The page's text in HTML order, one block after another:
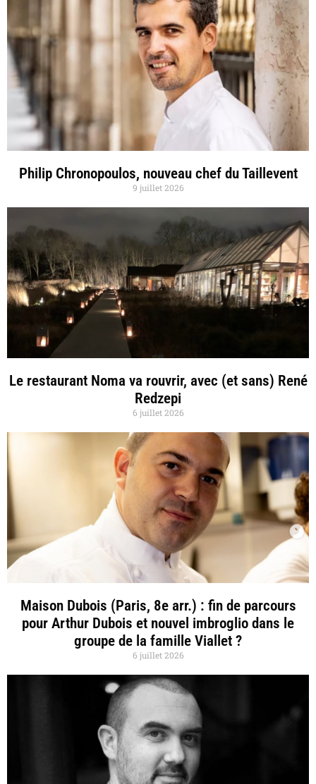
Philip Chronopoulos, nouveau chef du Taillevent
9 juillet 2026
Le restaurant Noma va rouvrir, avec (et sans) René
Redzepi
6 juillet 2026
Maison Dubois (Paris, 8e arr.) : fin de parcours
pour Arthur Dubois et nouvel imbroglio dans le
groupe de la famille Viallet ?
6 juillet 2026